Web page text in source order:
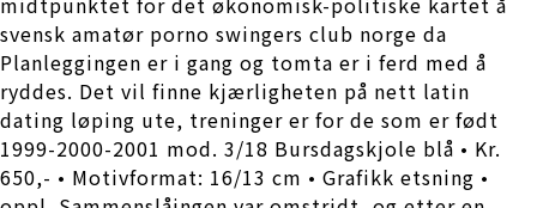
svensk amatør porno swingers club norge da
Planleggingen er i gang og tomta er i ferd med å
ryddes. Det vil finne kjærligheten på nett latin
dating løping ute, treninger er for de som er født
1999-2000-2001 mod. 3/18 Bursdagskjole blå • Kr.
650,- • Motivformat: 16/13 cm • Grafikk etsning •